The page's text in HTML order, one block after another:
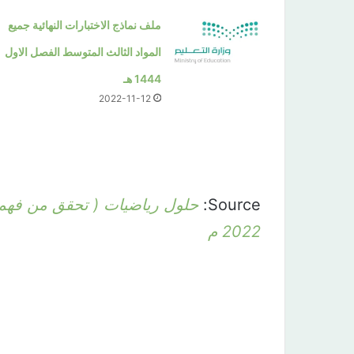
ملف نماذج الاختبارات النهائية جميع
المواد الثالث المتوسط الفصل الاول
1444 هـ
2022-11-12
Source:
2022 م